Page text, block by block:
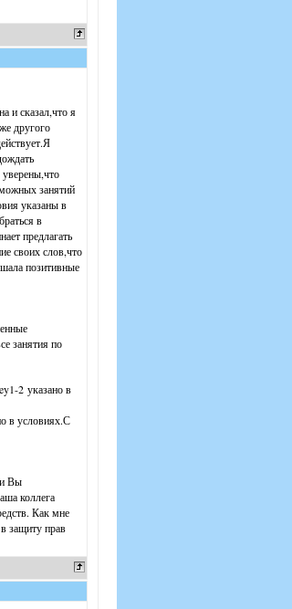
и сказал,что я
другого
занятий
указаны в
в
предлагать
своих слов,что
позитивные
занятия по
2 указано в
в условиях.С
Вы
коллега
Как мне
защиту прав